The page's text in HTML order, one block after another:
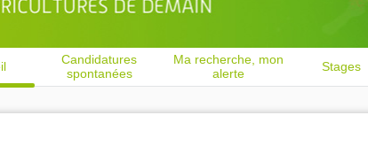
Candidatures
spontanées
Ma recherche, mon
alerte
Stages